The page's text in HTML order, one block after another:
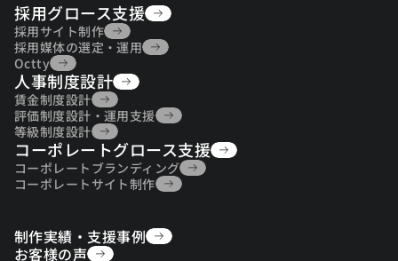
採用グロース支援
採用グロース支援
採用サイト制作
採用サイト制作
採用媒体の選定・運用
採用媒体の選定・運用
Octty
Octty
人事制度設計
人事制度設計
賃金制度設計
賃金制度設計
評価制度設計・運用支援
評価制度設計・運用支援
等級制度設計
等級制度設計
コーポレートグロース支援
コーポレートグロース支援
コーポレートブランディング
コーポレートブランディング
コーポレートサイト制作
制作実績・支援事例
制作実績・支援事例
お客様の声